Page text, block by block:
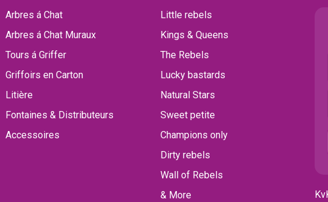
Arbres á Chat
Arbres á Chat Muraux
Tours á Griffer
Griffoirs en Carton
Litière
Fontaines & Distributeurs
Accessoires
collection
Little rebels
Kings & Queens
The Rebels
Lucky bastards
Natural Stars
Sweet petite
Champions only
Dirty rebels
Wall of Rebels
& More